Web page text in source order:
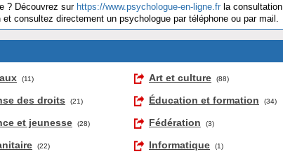
? Découvrez sur https://www.psychologue-en-ligne.fr la consultation
consultez directement un psychologue par téléphone ou par mail.
(11)
des droits (21)
et jeunesse (28)
(22)
Art et culture (88)
Éducation et formation (34)
Fédération (3)
Informatique (1)